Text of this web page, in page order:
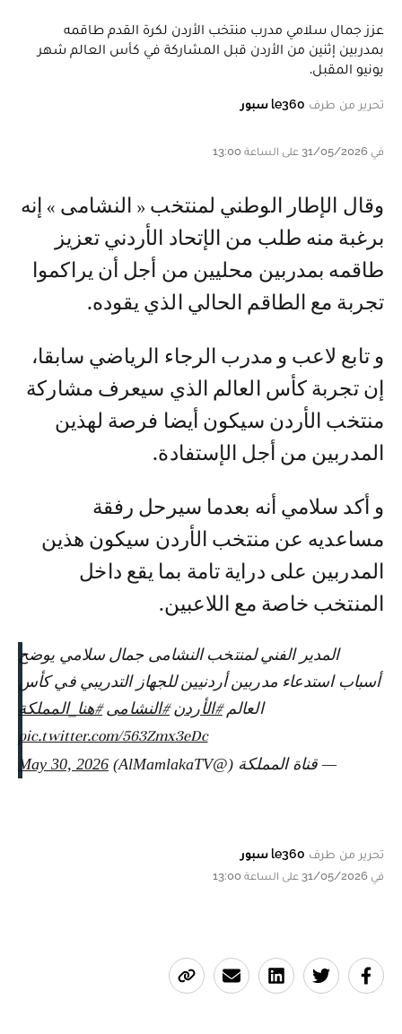
عزز جمال سلامي مدرب منتخب الأردن لكرة القدم طاقمه
بمدربين إثنين من الأردن قبل المشاركة في كأس العالم شهر
يونيو المقبل.
تحرير من طرف le360 سبور
في 31/05/2026 على الساعة 13:00
و قال الإطار الوطني لمنتخب « النشامى » إنه
برغبة منه طلب من الإتحاد الأردني تعزيز
طاقمه بمدربين محليين من أجل أن يراكموا
تجربة مع الطاقم الحالي الذي يقوده.
و تابع لاعب و مدرب الرجاء الرياضي سابقا،
إن تجربة كأس العالم الذي سيعرف مشاركة
منتخب الأردن سيكون أيضا فرصة لهذين
المدربين من أجل الإستفادة.
و أكد سلامي أنه بعدما سيرحل رفقة
مساعديه عن منتخب الأردن سيكون هذين
المدربين على دراية تامة بما يقع داخل
المنتخب خاصة مع اللاعبين.
المدير الفني لمنتخب النشامى جمال سلامي يوضح
أسباب استدعاء مدربين أردنيين للجهاز التدريبي في كأس
العالم#الأردن #النشامى #هنا_المملكة
pic.twitter.com/563Zmx3eDc
— قناة المملكة (@AlMamlakaTV) May 30, 2026
تحرير من طرف le360 سبور
في 31/05/2026 على الساعة 13:00